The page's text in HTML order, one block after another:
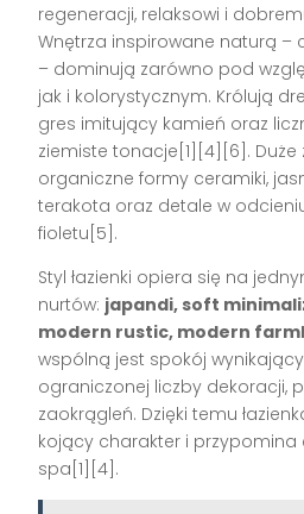
regeneracji, relaksowi i
Wnętrza inspirowane naturą –
– dominują zarówno pod
jak i kolorystycznym. Królują
gres imitujący kamień oraz
ziemiste tonacje[1][4][6]. Duże
organiczne formy ceramiki,
terakota oraz detale w
fioletu[5].
Styl łazienki opiera się na
nurtów: japandi, soft
modern rustic, modern
wspólną jest spokój
ograniczonej liczby dekoracji,
zaokrągleń. Dzięki temu
kojący charakter i przypomina
spa[1][4].